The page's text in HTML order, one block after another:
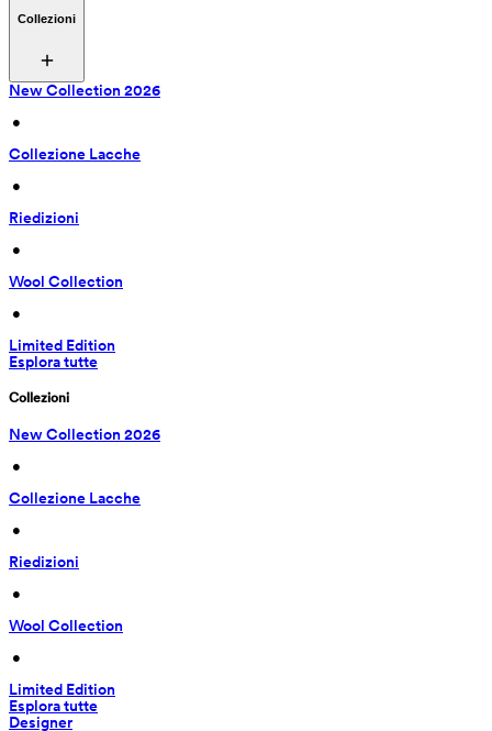
Collezioni
New Collection 2026
•
Collezione Lacche
•
Riedizioni
•
Wool Collection
•
Limited Edition
Esplora tutte
Collezioni
New Collection 2026
•
Collezione Lacche
•
Riedizioni
•
Wool Collection
•
Limited Edition
Esplora tutte
Designer